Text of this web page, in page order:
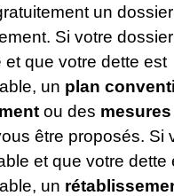
un
Si votre
et que votre dette est
un plan
ou des
être proposés. Si
et que votre dette
un